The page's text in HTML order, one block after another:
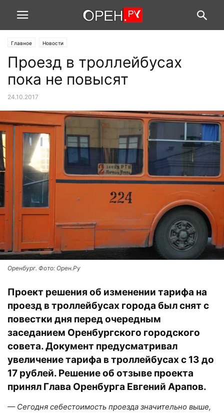
Главное Новости
Проезд в троллейбусах
пока не повысят
24.10.2017
Оренбург. Фото: Орен.Ру
Проект решения об изменении тарифа на
проезд в троллейбусах города был снят с
повестки дня перед очередным
заседанием Оренбургского городского
совета. Документ предусматривал
увеличение тарифа в троллейбусах с 13 до
17 рублей. Решение об отзыве проекта
принял Глава Оренбурга Евгений Арапов.
— Сегодня себестоимость проезда значительно выше,